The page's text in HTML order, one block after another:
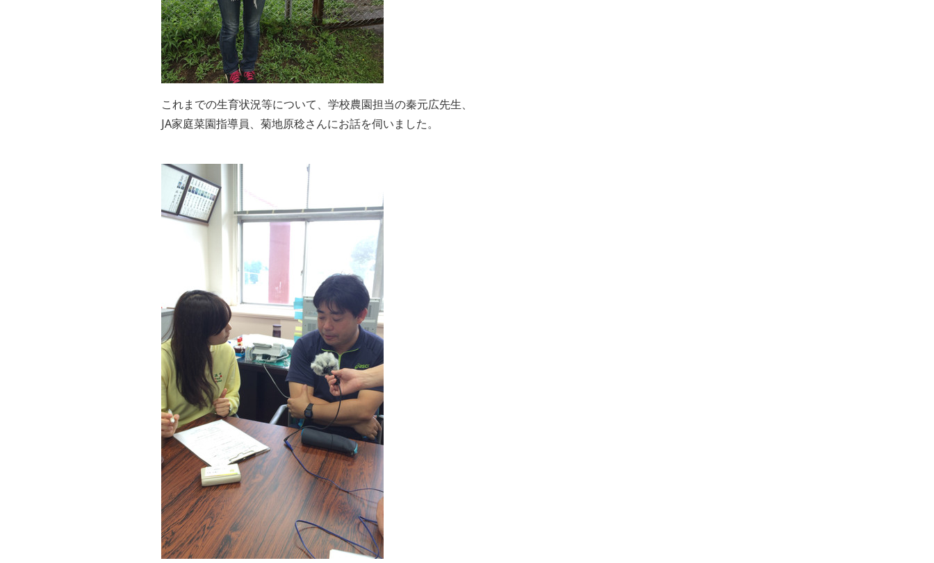
これまでの生育状況等について、学校農園担当の秦元広先生、
JA家庭菜園指導員、菊地原稔さんにお話を伺いました。